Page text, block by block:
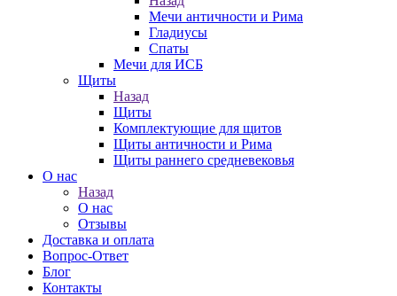
Мечи античности и Рима
Гладиусы
Спаты
Мечи для ИСБ
Щиты
Назад
Щиты
Комплектующие для щитов
Щиты античности и Рима
Щиты раннего средневековья
О нас
Назад
О нас
Отзывы
Доставка и оплата
Вопрос-Ответ
Блог
Контакты